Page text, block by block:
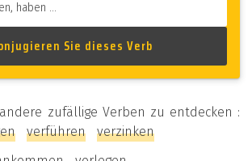
zufällige Verben zu entdecken :
verführen
verzinken